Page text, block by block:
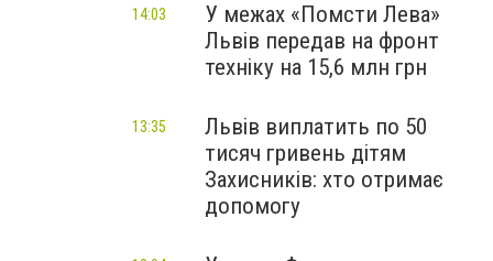
У межах «Помсти Лева»
Львів передав на фронт
техніку на 15,6 млн грн
14:03
Львів виплатить по 50
тисяч гривень дітям
Захисників: хто отримає
допомогу
13:35